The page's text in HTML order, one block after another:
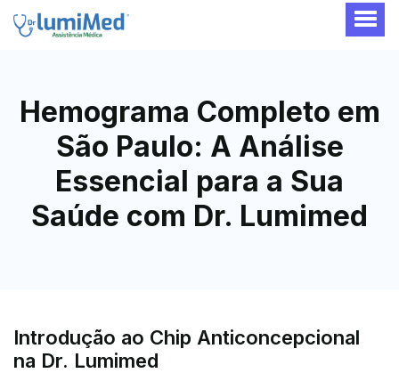
Hemograma Completo em
São Paulo: A Análise
Essencial para a Sua
Saúde com Dr. Lumimed
Introdução ao Chip Anticoncepcional
na Dr. Lumimed